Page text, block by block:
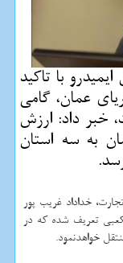
با تاكید
عمان، گامی
خبر داد: ارزش
به سه استان
خداداد غریب پور
فاز ۲۵۰ میلیون متر مكعبی تعریف شده كه در
خواهدنمود.